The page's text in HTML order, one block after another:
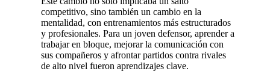
competitivo, sino también un cambio en la
mentalidad, con entrenamientos más estructurados
y profesionales. Para un joven defensor, aprender a
trabajar en bloque, mejorar la comunicación con
sus compañeros y afrontar partidos contra rivales
de alto nivel fueron aprendizajes clave.